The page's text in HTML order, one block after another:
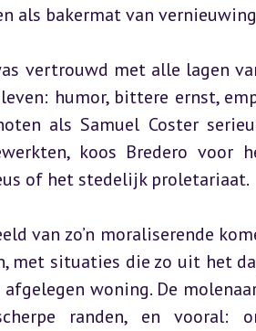
als bakermat van
vertrouwd met alle lagen
humor, bittere ernst,
als Samuel Coster
koos Bredero voor
of het stedelijk proletariaat.
van zo’n moraliserende
met situaties die zo uit het
woning. De
randen, en vooral: